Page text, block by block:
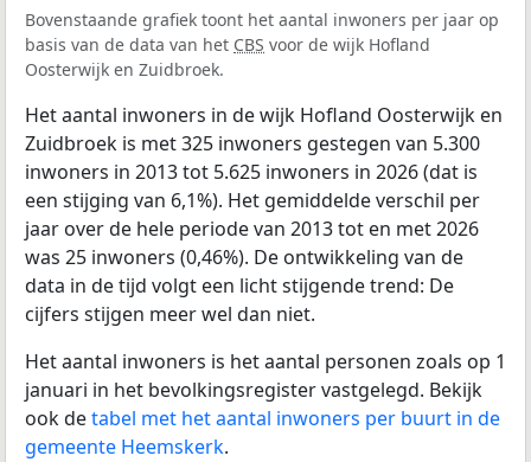
Bovenstaande grafiek toont het aantal inwoners per jaar op
basis van de data van het CBS voor de wijk Hofland
Oosterwijk en Zuidbroek.
Het aantal inwoners in de wijk Hofland Oosterwijk en
Zuidbroek is met 325 inwoners gestegen van 5.300
inwoners in 2013 tot 5.625 inwoners in 2026 (dat is
een stijging van 6,1%). Het gemiddelde verschil per
jaar over de hele periode van 2013 tot en met 2026
was 25 inwoners (0,46%). De ontwikkeling van de
data in de tijd volgt een licht stijgende trend: De
cijfers stijgen meer wel dan niet.
Het aantal inwoners is het aantal personen zoals op 1
januari in het bevolkingsregister vastgelegd. Bekijk
ook detabel met het aantal inwoners per buurt in de
gemeente Heemskerk.